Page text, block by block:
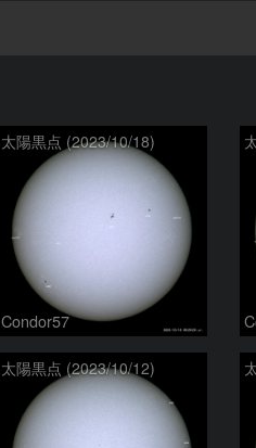
太陽黒点 (2023/10/18)
Condor57
太陽黒点 (2023/10/12)